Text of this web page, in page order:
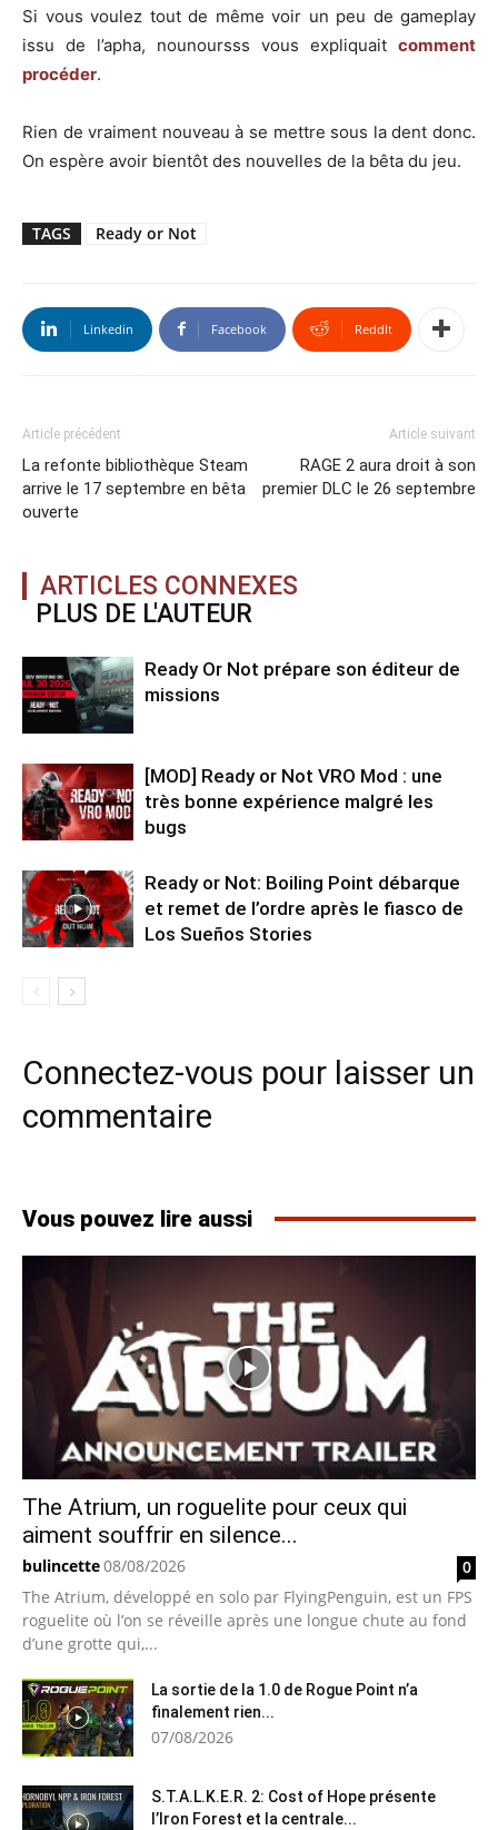
Si vous voulez tout de même voir un peu de gameplay
issu de l’apha, nounoursss vous expliquait comment
procéder.
Rien de vraiment nouveau à se mettre sous la dent donc.
On espère avoir bientôt des nouvelles de la bêta du jeu.
TAGS Ready or Not
Linkedin Facebook ReddIt
Article précédent
La refonte bibliothèque Steam
arrive le 17 septembre en bêta
ouverte
Article suivant
RAGE 2 aura droit à son
premier DLC le 26 septembre
ARTICLES CONNEXES
PLUS DE L'AUTEUR
Ready Or Not prépare son éditeur de
missions
[MOD] Ready or Not VRO Mod : une
très bonne expérience malgré les
bugs
Ready or Not: Boiling Point débarque
et remet de l’ordre après le fiasco de
Los Sueños Stories
Connectez-vous pour laisser un
commentaire
Vous pouvez lire aussi
The Atrium, un roguelite pour ceux qui
aiment souffrir en silence...
bulincette08/08/2026
0
The Atrium, développé en solo par FlyingPenguin, est un FPS
roguelite où l’on se réveille après une longue chute au fond
d’une grotte qui,...
La sortie de la 1.0 de Rogue Point n’a
finalement rien...
07/08/2026
S.T.A.L.K.E.R. 2: Cost of Hope présente
l’Iron Forest et la centrale...